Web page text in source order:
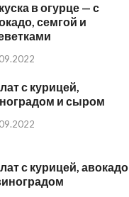
в огурце — с
семгой и
с курицей,
и сыром
с курицей, авокадо